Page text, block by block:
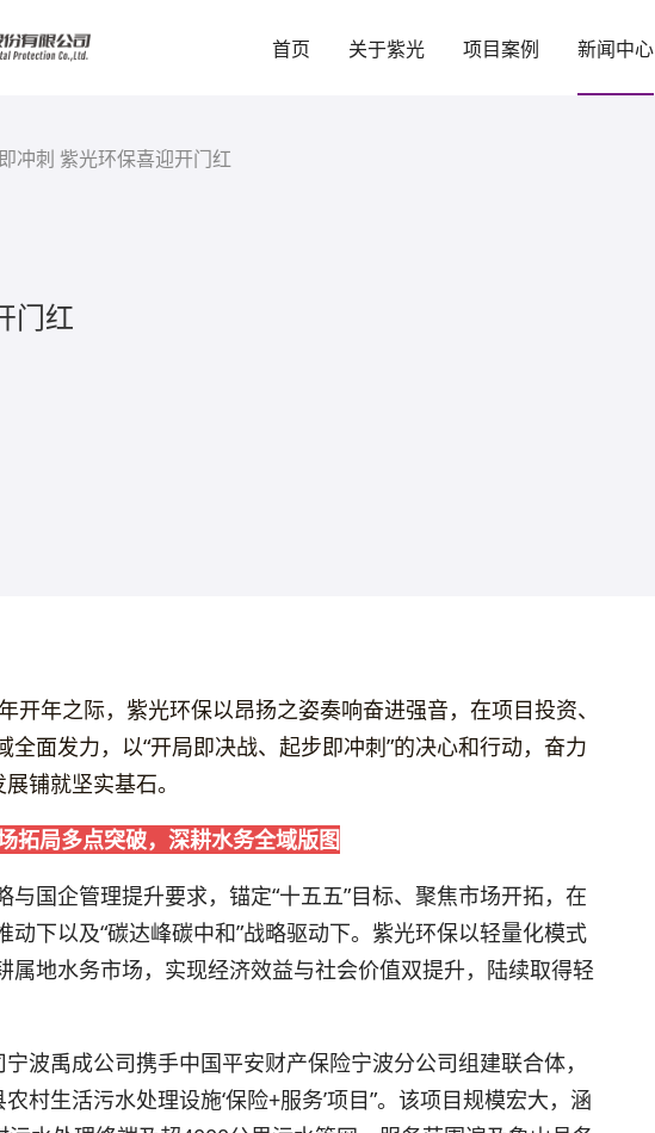
首页 关于紫光 项目案例 新闻中心
冲刺 紫光环保喜迎开门红
门红
开年之际，紫光环保以昂扬之姿奏响奋进强音，在项目投资、
面发力，以“开局即决战、起步即冲刺”的决心和行动，奋力
铺就坚实基石。
拓局多点突破，深耕水务全域版图
国企管理提升要求，锚定“十五五”目标、聚焦市场开拓，在
下以及“碳达峰碳中和”战略驱动下。紫光环保以轻量化模式
属地水务市场，实现经济效益与社会价值双提升，陆续取得轻
波禹成公司携手中国平安财产保险宁波分公司组建联合体，
村生活污水处理设施‘保险+服务’项目”。该项目规模宏大，涵